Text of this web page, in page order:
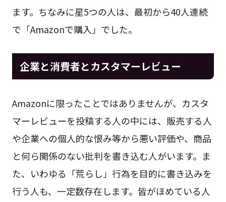
ます。ちなみに星5つの人は、最初から40人連続
で「Amazonで購入」でした。
企業と消費者とカスタマーレビュー
Amazonに限ったことではありませんが、カスタ
マーレビューを投稿する人の中には、販売する人
や企業への個人的な恨み等から悪い評価や、商品
と何ら関係のない批判を書き込む人がいます。ま
た、いわゆる「荒らし」行為を目的に書き込みを
行う人も、一定数存在します。皆がほめている人